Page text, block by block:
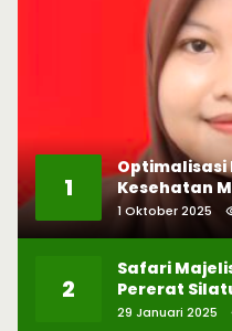
1
Optimalisasi
Kesehatan
Safety
1 Oktober 2025
2
Safari
Pererat
pada
29 Januari 2025